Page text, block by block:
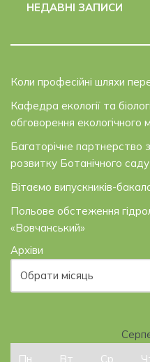
НЕДАВНІ ЗАПИСИ
Коли професійні шляхи
Кафедра екології та
обговорення
Багаторічне партнерство
розвитку Ботанічного
Вітаємо випускників-
Польове обстеження
«Вовчанський»
Архіви
Пн
Вт Ср